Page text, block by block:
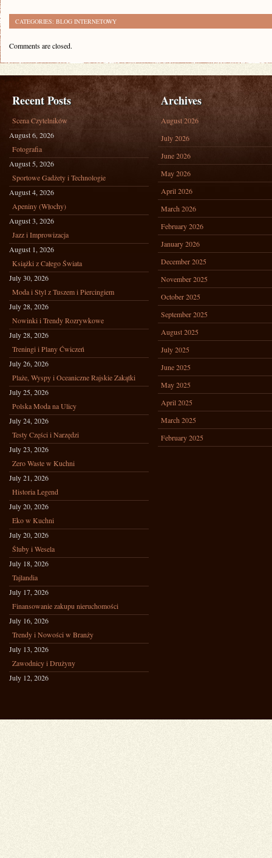
CATEGORIES: BLOG INTERNETOWY
Comments are closed.
Recent Posts
Scena Czytelników
August 6, 2026
Fotografia
August 5, 2026
Sportowe Gadżety i Technologie
August 4, 2026
Apeniny (Włochy)
August 3, 2026
Jazz i Improwizacja
August 1, 2026
Książki z Całego Świata
July 30, 2026
Moda i Styl z Tuszem i Piercingiem
July 28, 2026
Nowinki i Trendy Rozrywkowe
July 28, 2026
Treningi i Plany Ćwiczeń
July 26, 2026
Plaże, Wyspy i Oceaniczne Rajskie Zakątki
July 25, 2026
Polska Moda na Ulicy
July 24, 2026
Testy Części i Narzędzi
July 23, 2026
Zero Waste w Kuchni
July 21, 2026
Historia Legend
July 20, 2026
Eko w Kuchni
July 20, 2026
Śluby i Wesela
July 18, 2026
Tajlandia
July 17, 2026
Finansowanie zakupu nieruchomości
July 16, 2026
Trendy i Nowości w Branży
July 13, 2026
Zawodnicy i Drużyny
July 12, 2026
Archives
August 2026
July 2026
June 2026
May 2026
April 2026
March 2026
February 2026
January 2026
December 2025
November 2025
October 2025
September 2025
August 2025
July 2025
June 2025
May 2025
April 2025
March 2025
February 2025